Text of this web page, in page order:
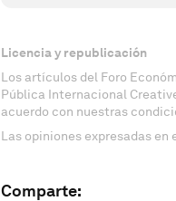
Licencia y republicación
Los artículos del Foro
Pública Internacional
acuerdo con nuestras
Las opiniones expresadas
Comparte: